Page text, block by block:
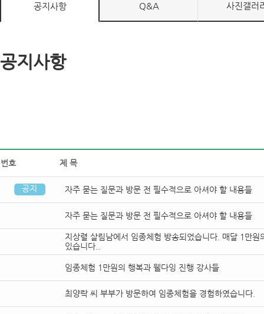
공지사항 Q&A 사진갤러
공지사항
번호 제목
공지 자주묻는질문과방문전필수적으로아셔야할내용들
자주묻는질문과방문전필수적으로아셔야할내용들
지상렬살림남에서임종체험방송되었습니다.매달1만
있습니다..
임종체험1만원의행복과웰다잉진행강사들
최양락씨부부가방문하여임종체험을경험하였습니다.